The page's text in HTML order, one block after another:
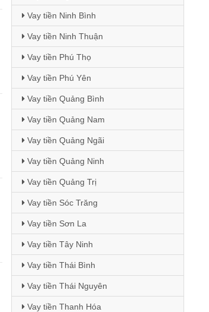
Vay tiền Ninh Bình
Vay tiền Ninh Thuận
Vay tiền Phú Thọ
Vay tiền Phú Yên
Vay tiền Quảng Bình
Vay tiền Quảng Nam
Vay tiền Quảng Ngãi
Vay tiền Quảng Ninh
Vay tiền Quảng Trị
Vay tiền Sóc Trăng
Vay tiền Sơn La
Vay tiền Tây Ninh
Vay tiền Thái Bình
Vay tiền Thái Nguyên
Vay tiền Thanh Hóa